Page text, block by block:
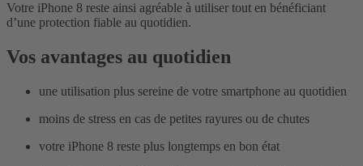
Votre iPhone 8 reste ainsi agréable à utiliser tout en bénéficiant
d’une protection fiable au quotidien.
Vos avantages au quotidien
une utilisation plus sereine de votre smartphone au quotidien
moins de stress en cas de petites rayures ou de chutes
votre iPhone 8 reste plus longtemps en bon état